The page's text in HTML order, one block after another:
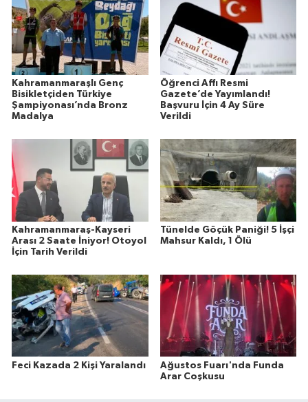
Kahramanmaraşlı Genç
Bisikletçiden Türkiye
Şampiyonası’nda Bronz
Madalya
Öğrenci Affı Resmi
Gazete’de Yayımlandı!
Başvuru İçin 4 Ay Süre
Verildi
Kahramanmaraş-Kayseri
Arası 2 Saate İniyor! Otoyol
İçin Tarih Verildi
Tünelde Göçük Paniği! 5 İşçi
Mahsur Kaldı, 1 Ölü
Feci Kazada 2 Kişi Yaralandı
Ağustos Fuarı'nda Funda
Arar Coşkusu